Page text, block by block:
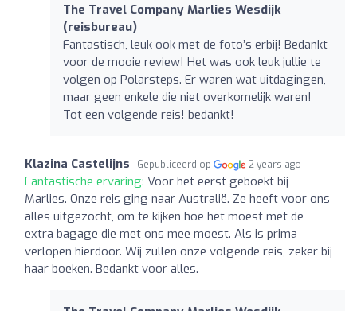
The Travel Company Marlies Wesdijk
(reisbureau)
Fantastisch, leuk ook met de foto’s erbij! Bedankt
voor de mooie review! Het was ook leuk jullie te
volgen op Polarsteps. Er waren wat uitdagingen,
maar geen enkele die niet overkomelijk waren!
Tot een volgende reis! bedankt!
Klazina Castelijns Gepubliceerd op 2 years ago
Fantastische ervaring: Voor het eerst geboekt bij
Marlies. Onze reis ging naar Australië. Ze heeft voor ons
alles uitgezocht, om te kijken hoe het moest met de
extra bagage die met ons mee moest. Als is prima
verlopen hierdoor. Wij zullen onze volgende reis, zeker bij
haar boeken. Bedankt voor alles.